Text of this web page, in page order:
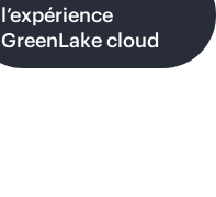
l’expérience
GreenLake cloud